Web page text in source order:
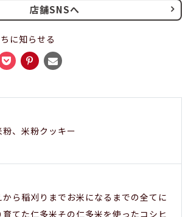
店舗SNSへ
に知らせる
粉、米粉クッキー
から稲刈りまでお米になるまでの全てに
育てた仁多米その仁多米を使ったコシヒ